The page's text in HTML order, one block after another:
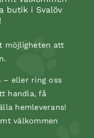
butik i Svalöv
möjligheten att
– eller ring oss
handla, få
hemleverans!
välkommen